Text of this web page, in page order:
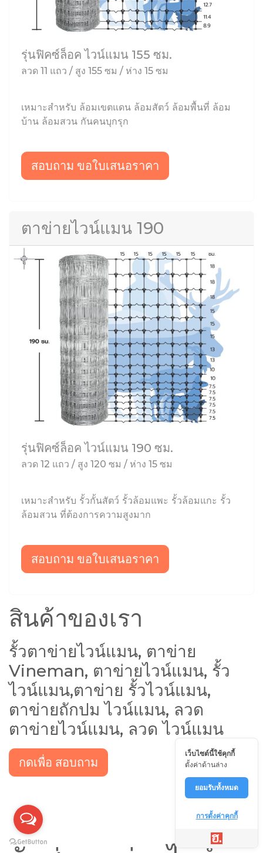
รุ่นฟิคซ์ล็อค ไวน์แมน 155 ซม.
ลวด 11 แถว / สูง 155 ซม / ห่าง 15 ซม
เหมาะสำหรับ ล้อมเขตแดน ล้อมสัตว์ ล้อมพื้นที่ ล้อม
บ้าน ล้อมสวน กันคนบุกรุก
สอบถาม ขอใบเสนอราคา
ตาข่ายไวน์แมน 190
รุ่นฟิคซ์ล็อค ไวน์แมน 190 ซม.
ลวด 12 แถว / สูง 120 ซม / ห่าง 15 ซม
เหมาะสำหรับ รั้วกั้นสัตว์ รั้วล้อมแพะ รั้วล้อมแกะ รั้ว
ล้อมสวน ที่ต้องการความสูงมาก
สอบถาม ขอใบเสนอราคา
สินค้าของเรา
รั้วตาข่ายไวน์แมน, ตาข่าย
Vineman, ตาข่ายไวน์แมน, รั้ว
ไวน์แมน,ตาข่าย รั้วไวน์แมน,
ตาข่ายถักปม ไวน์แมน, ลวด
ตาข่ายไวน์แมน, ลวด ไวน์แมน
กดเพื่อ สอบถาม
เว็บไซต์นี้ใช้คุกกี้
ตั้งค่าด้านล่าง
ยอมรับทั้งหมด
การตั้งค่าคุกกี้